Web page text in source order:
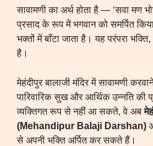
सावामणी का अर्थ होता है — ‘सवा मण
प्रसाद के रूप में भगवान को समर्पित
भक्तों में बाँटा जाता है। यह परंपरा
है।
मेहंदीपुर बालाजी मंदिर में सावामणी
पारिवारिक सुख और आर्थिक उन्नति की
व्यक्तिगत रूप से नहीं आ सकते, वे अब
(Mehandipur Balaji Darshan)
से अपनी भक्ति अर्पित कर सकते हैं।